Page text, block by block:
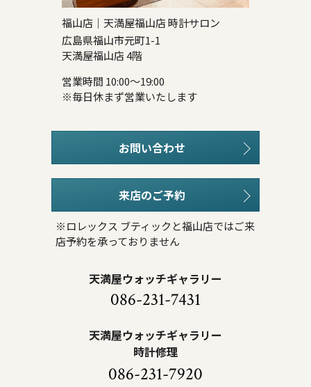
福山店｜天満屋福山店 時計サロン
広島県福山市元町1-1
天満屋福山店 4階
営業時間 10:00～19:00
※毎日休まず営業いたします
お問い合わせ
来店のご予約
※ロレックス ブティックと福山店ではご来
店予約を承っておりません
天満屋ウォッチギャラリー
086-231-7431
天満屋ウォッチギャラリー
時計修理
086-231-7920